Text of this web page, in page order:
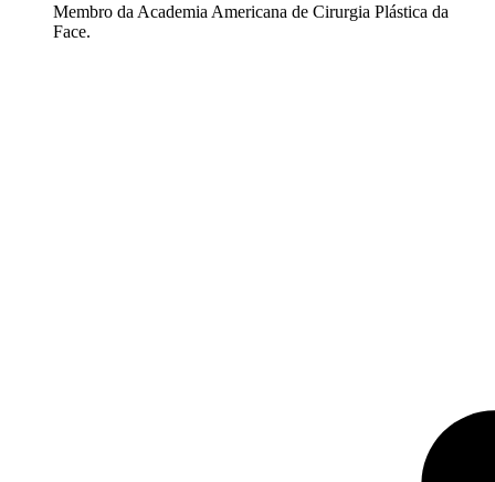
Membro da Academia Americana de Cirurgia Plástica da
Face.